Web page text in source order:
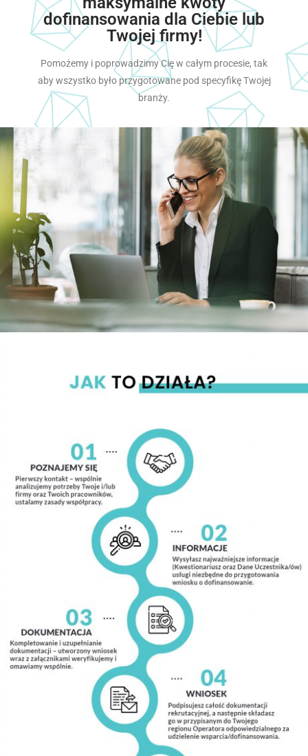
dofinansowania dla Ciebie lub
Twojej firmy!
Pomożemy i poprowadzimy Cię w całym procesie, tak
aby wszystko było przygotowane pod specyfikę Twojej
branży.